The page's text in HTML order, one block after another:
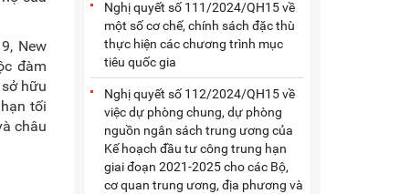
New
đàm
hữu
tối
châu
Nghị quyết số 111/2024/QH15 về
một số cơ chế, chính sách đặc thù
thực hiện các chương trình mục
tiêu quốc gia
Nghị quyết số 112/2024/QH15 về
việc dự phòng chung, dự phòng
nguồn ngân sách trung ương của
Kế hoạch đầu tư công trung hạn
giai đoạn 2021-2025 cho các Bộ,
cơ quan trung ương, địa phương và